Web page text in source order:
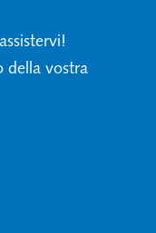
della vostra